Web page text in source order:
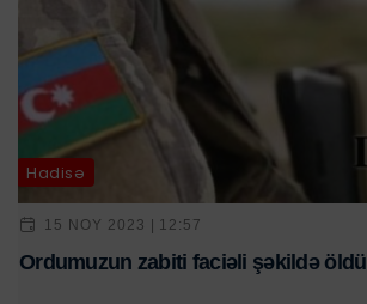
Hadisə
15 NOY 2023 | 12:57
Ordumuzun zabiti faciəli şəkildə öldü